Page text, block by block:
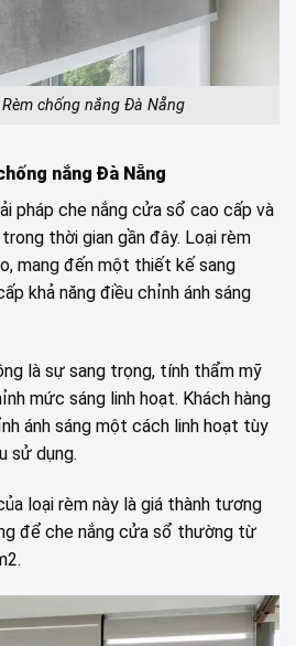
chống nắng Đà Nẵng
nắng Đà Nẵng
pháp che nắng cửa sổ cao cấp và
thời gian gần đây. Loại rèm
mang đến một thiết kế sang
khả năng điều chỉnh ánh sáng
là sự sang trọng, tính thẩm mỹ
mức sáng linh hoạt. Khách hàng
ánh sáng một cách linh hoạt tùy
sử dụng.
loại rèm này là giá thành tương
để che nắng cửa sổ thường từ